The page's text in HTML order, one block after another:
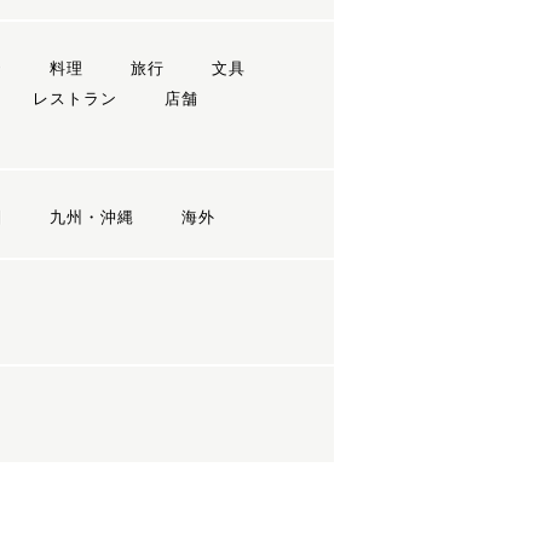
料理 旅行
文具
レストラン
店舗
九州・沖縄 海外